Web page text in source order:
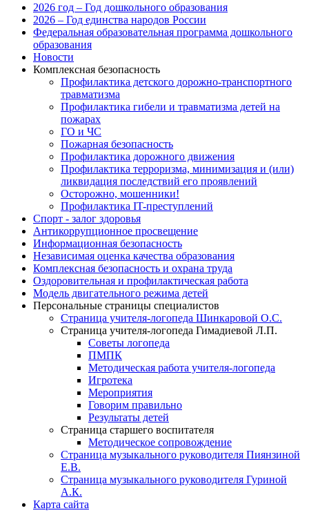
2026 год – Год дошкольного образования
2026 – Год единства народов России
Федеральная образовательная программа дошкольного
образования
Новости
Комплексная безопасность
Профилактика детского дорожно-транспортного
травматизма
Профилактика гибели и травматизма детей на
пожарах
ГО и ЧС
Пожарная безопасность
Профилактика дорожного движения
Профилактика терроризма, минимизация и (или)
ликвидация последствий его проявлений
Осторожно, мошенники!
Профилактика IT-преступлений
Спорт - залог здоровья
Антикоррупционное просвещение
Информационная безопасность
Независимая оценка качества образования
Комплексная безопасность и охрана труда
Оздоровительная и профилактическая работа
Модель двигательного режима детей
Персональные страницы специалистов
Страница учителя-логопеда Шинкаровой О.С.
Страница учителя-логопеда Гимадиевой Л.П.
Советы логопеда
ПМПК
Методическая работа учителя-логопеда
Игротека
Мероприятия
Говорим правильно
Результаты детей
Страница старшего воспитателя
Методическое сопровождение
Страница музыкального руководителя Пиянзиной
Е.В.
Страница музыкального руководителя Гуриной
А.К.
Карта сайта